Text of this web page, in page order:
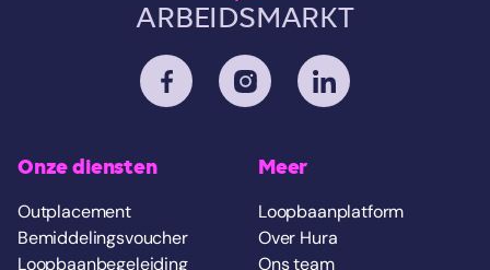
ARBEIDSMARKT
Onze diensten
Outplacement
Bemiddelingsvoucher
Loopbaanbegeleiding
Meer
Loopbaanplatform
Over Hura
Ons team